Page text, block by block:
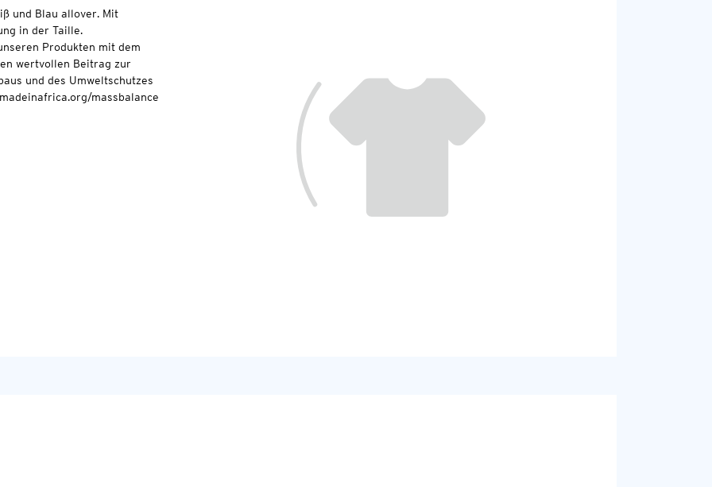
und Blau allover. Mit
in der Taille.
Produkten mit dem
wertvollen Beitrag zur
und des Umweltschutzes
massbalance